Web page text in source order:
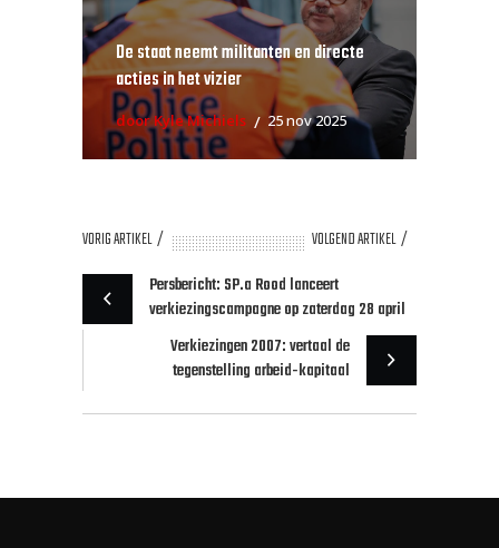
De staat neemt militanten en directe
acties in het vizier
door Kyle Michiels 25 nov 2025
VORIG ARTIKEL
VOLGEND ARTIKEL
Persbericht: SP.a Rood lanceert
verkiezingscampagne op zaterdag 28 april
Verkiezingen 2007: vertaal de
tegenstelling arbeid-kapitaal